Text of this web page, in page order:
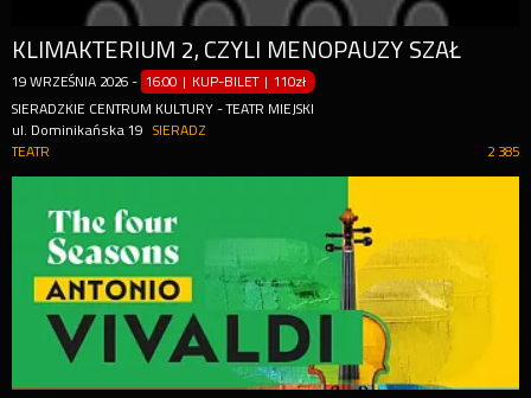
KLIMAKTERIUM 2, CZYLI MENOPAUZY SZAŁ
19 WRZEŚNIA 2026 - 16:00 | KUP-BILET |110zł
SIERADZKIE CENTRUM KULTURY - TEATR MIEJSKI
ul. Dominikańska 19
SIERADZ
2 385
TEATR